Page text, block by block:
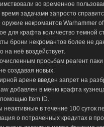
во временное
задачами запросто
оружие некромантов Warhammer
для крафта количество темной
брони некромантов более не
на неё воздействует.
просьбам реагент
создавая новых.
арене введен запрет на
добавлен в меню крафта
Item ID.
неактивные в течение 100
о потраченных кредитах в